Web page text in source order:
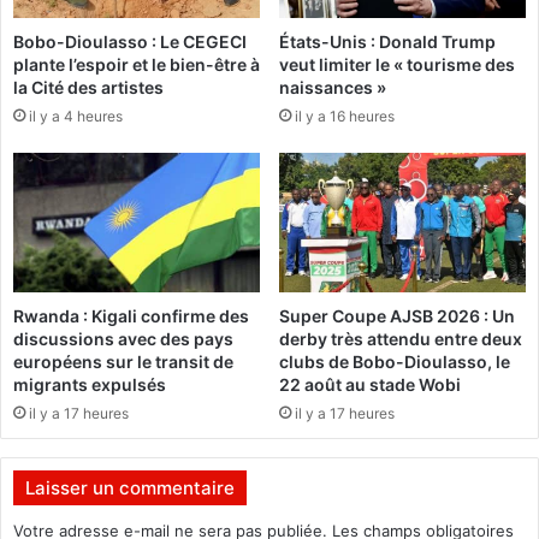
a
m
e
t
l
s
S
h
b
a
b
s
,
s
e
o
l
Bobo-Dioulasso : Le CEGECI
plante l’espoir et le bien-être à
la Cité des artistes
il y a 4 heures
États-Unis : Donald Trump
veut limiter le « tourisme des
naissances »
il y a 16 heures
Rwanda : Kigali confirme des
discussions avec des pays
européens sur le transit de
migrants expulsés
il y a 17 heures
Super Coupe AJSB 2026 : Un
derby très attendu entre deux
clubs de Bobo-Dioulasso, le
22 août au stade Wobi
il y a 17 heures
Laisser un commentaire
Votre adresse e-mail ne sera pas publiée. Les champs obligatoires